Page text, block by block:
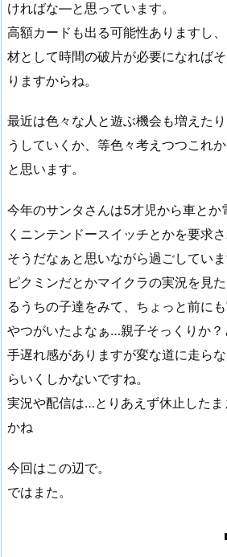
ければな―と思っています。
高額カードも出る可能性ありますし
材として時間の破片が必要になれば
りますからね。
最近は色々な人と遊ぶ機会も増えた
うしていくか、等色々考えつつこれ
と思います。
今年のサンタさんは5才児から車とか
くニンテンドースイッチとかを要求
そうだなぁと思いながら過ごしていま
ピクミンだとかマイクラの実況を見
るうちの子達をみて、ちょっと前に
やつがいたよなぁ…親子そっくりか？
手遅れ感がありますが変な道に走ら
らいくしかないですね。
実況や配信は…とりあえず休止したま
かね
今回はこの辺で。
ではまた。